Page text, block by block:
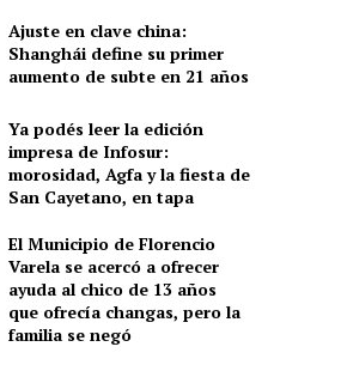
Ajuste en clave china:
Shanghái define su primer
aumento de subte en 21 años
Ya podés leer la edición
impresa de Infosur:
morosidad, Agfa y la fiesta de
San Cayetano, en tapa
El Municipio de Florencio
Varela se acercó a ofrecer
ayuda al chico de 13 años
que ofrecía changas, pero la
familia se negó